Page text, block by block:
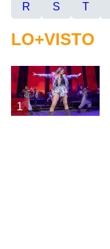
R
S T
LO+VISTO
1